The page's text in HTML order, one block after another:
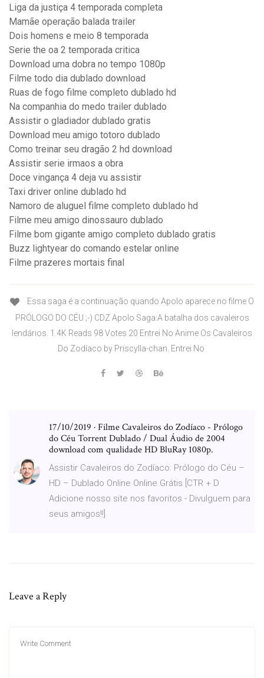
Liga da justiça 4 temporada completa
Mamãe operação balada trailer
Dois homens e meio 8 temporada
Serie the oa 2 temporada critica
Download uma dobra no tempo 1080p
Filme todo dia dublado download
Ruas de fogo filme completo dublado hd
Na companhia do medo trailer dublado
Assistir o gladiador dublado gratis
Download meu amigo totoro dublado
Como treinar seu dragão 2 hd download
Assistir serie irmaos a obra
Doce vingança 4 deja vu assistir
Taxi driver online dublado hd
Namoro de aluguel filme completo dublado hd
Filme meu amigo dinossauro dublado
Filme bom gigante amigo completo dublado gratis
Buzz lightyear do comando estelar online
Filme prazeres mortais final
Essa saga é a continuação quando Apolo aparece no filme O
PRÓLOGO DO CÉU ;-) CDZ Apolo Saga:A batalha dos cavaleiros
lendários. 1.4K Reads 98 Votes 20 Entrei No Anime Os Cavaleiros
Do Zodíaco by Priscylla-chan. Entrei No
17/10/2019 · Filme Cavaleiros do Zodíaco - Prólogo
do Céu Torrent Dublado / Dual Áudio de 2004
download com qualidade HD BluRay 1080p.
Assistir Cavaleiros do Zodíaco: Prólogo do Céu –
HD – Dublado Online Online Grátis [CTR + D
Adicione nosso site nos favoritos - Divulguem para
seus amigos!!]
Leave a Reply